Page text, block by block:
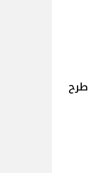
من 24 ساعة على طرح